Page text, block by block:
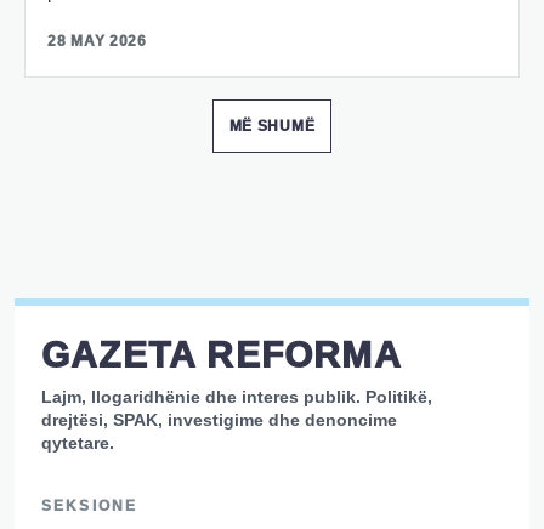
28 MAY 2026
MË SHUMË
GAZETA REFORMA
Lajm, llogaridhënie dhe interes publik. Politikë,
drejtësi, SPAK, investigime dhe denoncime
qytetare.
SEKSIONE